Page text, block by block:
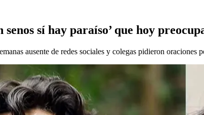
sí hay paraíso’ que hoy
ausente de redes sociales y colegas pidieron oraciones